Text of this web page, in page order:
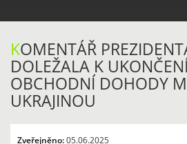
KOMENTÁŘ
DOLEŽALA K
OBCHODNÍ DOHODY
UKRAJINOU
Zveřejněno:05.06.2025